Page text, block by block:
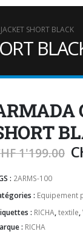
SHORT BLACK
1'199.00
: 2ARMS-100
: Equipement
: RICHA,textile,
: RICHA